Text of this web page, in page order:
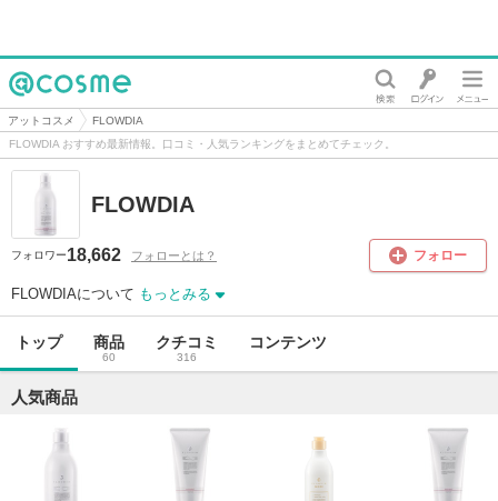
@cosme
アットコスメ
FLOWDIA
FLOWDIA おすすめ最新情報。口コミ・人気ランキングをまとめてチェック。
FLOWDIA
フォロワー18,662 フォローとは？ フォロー
FLOWDIAについて もっとみる
トップ 商品
60
クチコミ
316
コンテンツ
人気商品